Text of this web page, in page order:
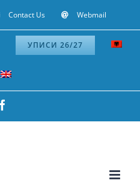
Contact Us Webmail
УПИСИ 26/27